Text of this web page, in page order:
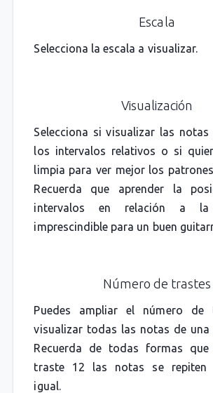
Escala
Selecciona la escala a visualizar.
Visualización
Selecciona si visualizar las notas
los intervalos relativos o si
limpia para ver mejor los
Recuerda que aprender la
intervalos en relación a
imprescindible para un buen
Número de trastes
Puedes ampliar el número de
visualizar todas las notas de una
Recuerda de todas formas
traste 12 las notas se repiten
igual.